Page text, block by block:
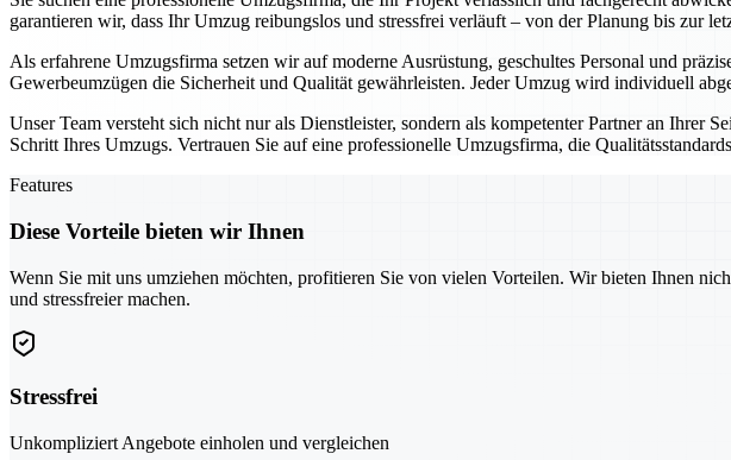
garantieren wir, dass Ihr Umzug reibungslos und stressfrei verläuft – von der Planung bis zur
Als erfahrene Umzugsfirma setzen wir auf moderne Ausrüstung, geschultes Personal und
Gewerbeumzügen die Sicherheit und Qualität gewährleisten. Jeder Umzug wird individuell
Unser Team versteht sich nicht nur als Dienstleister, sondern als kompetenter Partner an
Schritt Ihres Umzugs. Vertrauen Sie auf eine professionelle Umzugsfirma, die
Features
Diese Vorteile bieten wir Ihnen
Wenn Sie mit uns umziehen möchten, profitieren Sie von vielen Vorteilen. Wir bieten Ihnen
und stressfreier machen.
Stressfrei
Unkompliziert Angebote einholen und vergleichen